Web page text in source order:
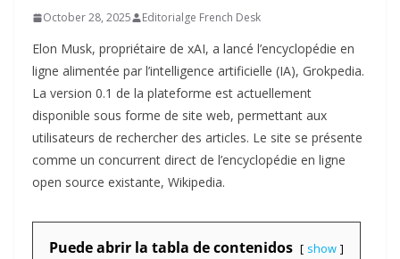
October 28, 2025 Editorialge French Desk
Elon Musk, propriétaire de xAI, a lancé l’encyclopédie en
ligne alimentée par l’intelligence artificielle (IA), Grokpedia.
La version 0.1 de la plateforme est actuellement
disponible sous forme de site web, permettant aux
utilisateurs de rechercher des articles. Le site se présente
comme un concurrent direct de l’encyclopédie en ligne
open source existante, Wikipedia.
Puede abrir la tabla de contenidos show